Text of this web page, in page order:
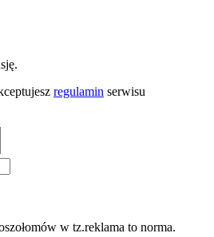
regulamin serwisu
w tz.reklama to norma.